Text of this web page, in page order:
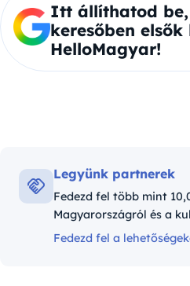
Itt állíthatod be,
keresőben
HelloMagyar!
Legyünk partnerek
Fedezd fel több mint
Magyarországról és a
Fedezd fel a